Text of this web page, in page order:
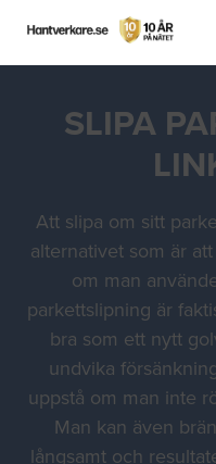
SLIPA
Att slipa om sitt
alternativet som är
om man
parkettslipning är
bra som ett nytt
undvika
uppstå om man inte
Man kan även
långsamt och